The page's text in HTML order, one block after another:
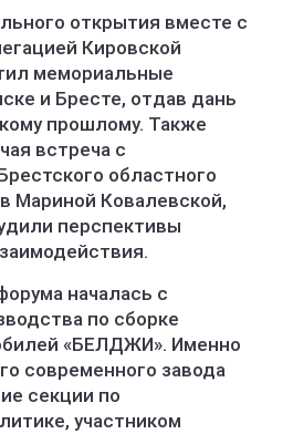
открытия вместе с
Кировской
мемориальные
и Бресте, отдав дань
прошлому. Также
встреча с
областного
Мариной Ковалевской,
перспективы
началась с
по сборке
«БЕЛДЖИ». Именно
современного завода
секции по
участником